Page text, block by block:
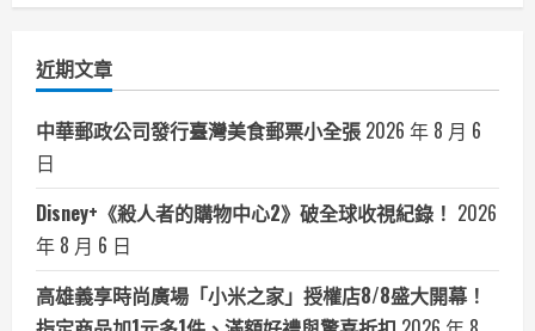
近期文章
中華郵政公司發行臺灣美食郵票小全張 2026 年 8 月 6
日
Disney+《殺人者的購物中心2》破全球收視紀錄！ 2026
年 8 月 6 日
高雄義享時尚廣場「小米之家」授權店8/8盛大開幕！